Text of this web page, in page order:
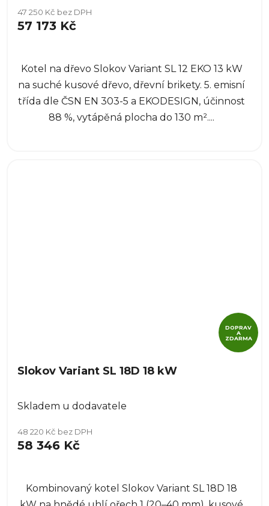
47 250 Kč bez DPH
57 173 Kč
Kotel na dřevo Slokov Variant SL 12 EKO 13 kW
na suché kusové dřevo, dřevní brikety. 5. emisní
třída dle ČSN EN 303-5 a EKODESIGN, účinnost
88 %, vytápěná plocha do 130 m²....
DOPRAV
A
ZDARMA
Slokov Variant SL 18D 18 kW
Skladem u dodavatele
48 220 Kč bez DPH
58 346 Kč
Kombinovaný kotel Slokov Variant SL 18D 18